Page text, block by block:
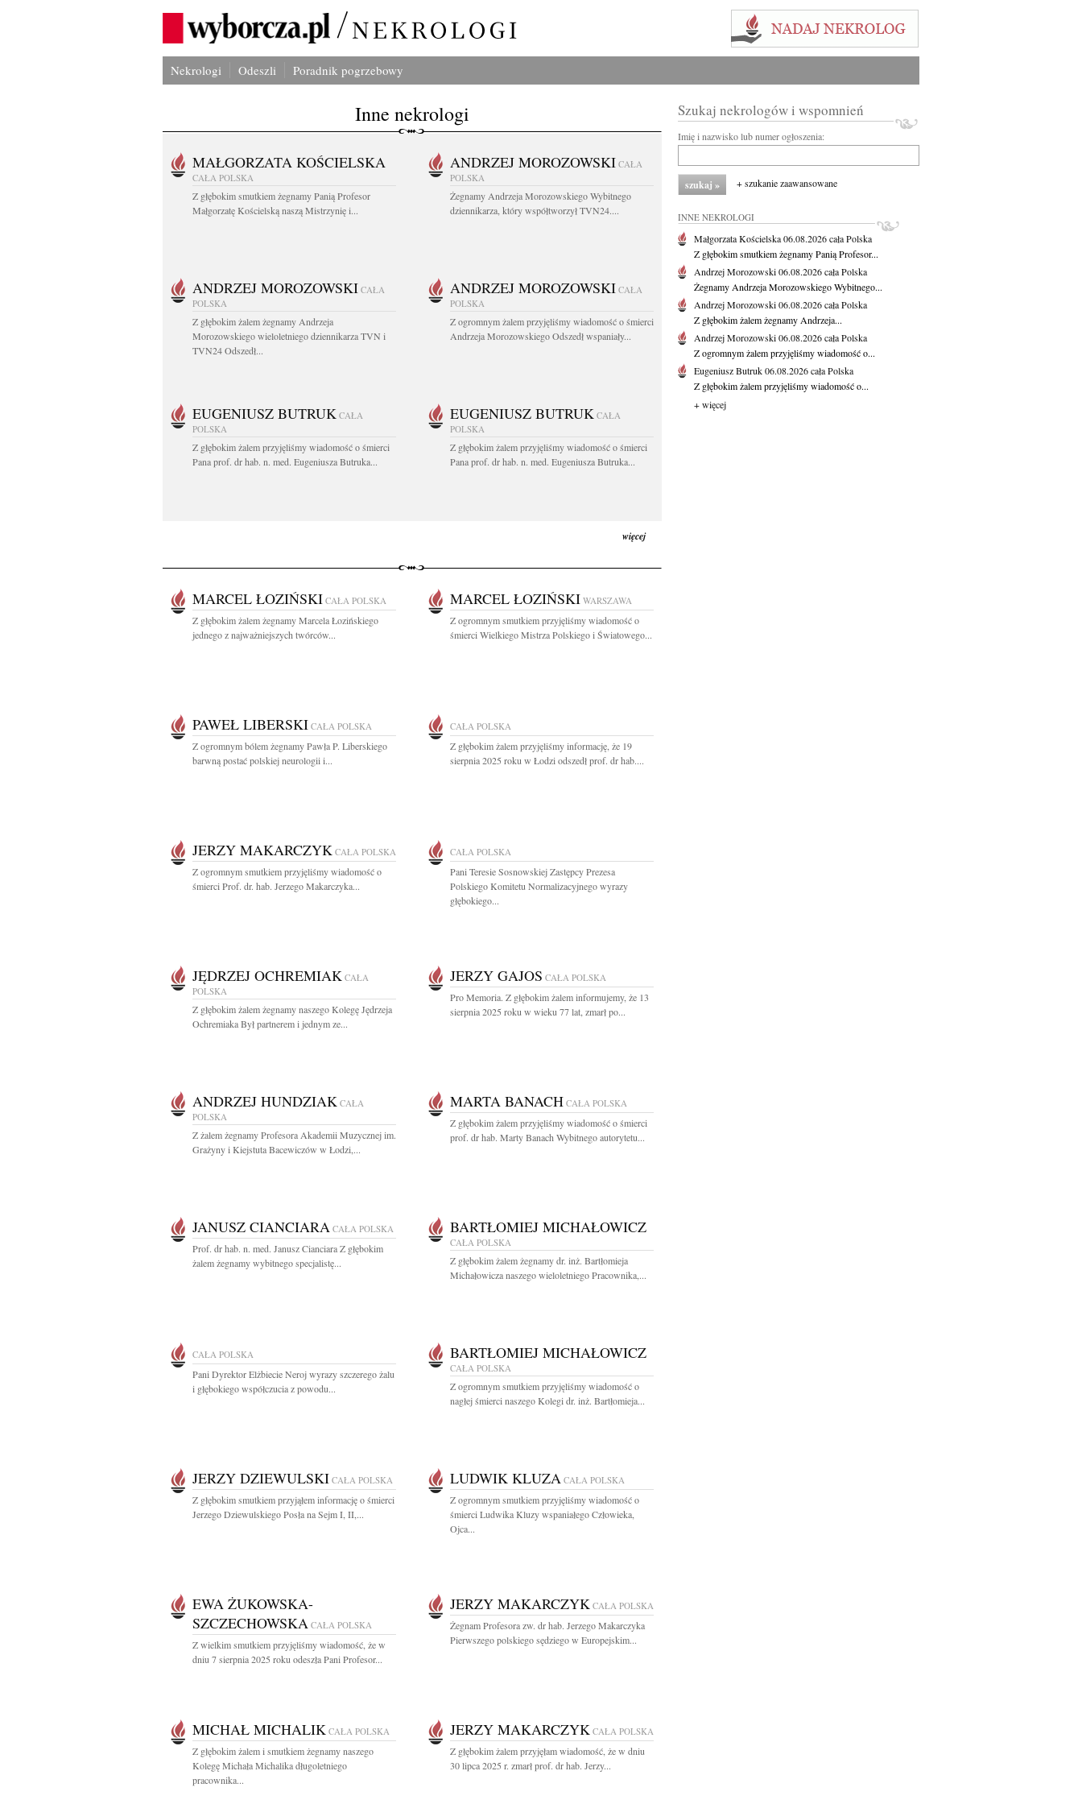
Nekrologi Odeszli Poradnik pogrzebowy
Inne nekrologi
MAŁGORZATA KOŚCIELSKA
CAŁA POLSKA
Z głębokim smutkiem żegnamy Panią Profesor
Małgorzatę Kościelską naszą Mistrzynię i...
ANDRZEJ MOROZOWSKI CAŁA
POLSKA
Żegnamy Andrzeja Morozowskiego Wybitnego
dziennikarza, który współtworzył TVN24....
ANDRZEJ MOROZOWSKI CAŁA
POLSKA
Z głębokim żalem żegnamy Andrzeja
Morozowskiego wieloletniego dziennikarza TVN i
TVN24 Odszedł...
ANDRZEJ MOROZOWSKI CAŁA
POLSKA
Z ogromnym żalem przyjęliśmy wiadomość o śmierci
Andrzeja Morozowskiego Odszedł wspaniały...
EUGENIUSZ BUTRUK CAŁA
POLSKA
Z głębokim żalem przyjęliśmy wiadomość o śmierci
Pana prof. dr hab. n. med. Eugeniusza Butruka...
EUGENIUSZ BUTRUK CAŁA
POLSKA
Z głębokim żalem przyjęliśmy wiadomość o śmierci
Pana prof. dr hab. n. med. Eugeniusza Butruka...
więcej
MARCEL ŁOZIŃSKI CAŁA POLSKA
Z głębokim żalem żegnamy Marcela Łozińskiego
jednego z najważniejszych twórców...
MARCEL ŁOZIŃSKI WARSZAWA
Z ogromnym smutkiem przyjęliśmy wiadomość o
śmierci Wielkiego Mistrza Polskiego i Światowego...
PAWEŁ LIBERSKI CAŁA POLSKA
Z ogromnym bólem żegnamy Pawła P. Liberskiego
barwną postać polskiej neurologii i...
CAŁA POLSKA
Z głębokim żalem przyjęliśmy informację, że 19
sierpnia 2025 roku w Łodzi odszedł prof. dr hab....
JERZY MAKARCZYK CAŁA POLSKA
Z ogromnym smutkiem przyjęliśmy wiadomość o
śmierci Prof. dr. hab. Jerzego Makarczyka...
CAŁA POLSKA
Pani Teresie Sosnowskiej Zastępcy Prezesa
Polskiego Komitetu Normalizacyjnego wyrazy
głębokiego...
JĘDRZEJ OCHREMIAK CAŁA
POLSKA
Z głębokim żalem żegnamy naszego Kolegę Jędrzeja
Ochremiaka Był partnerem i jednym ze...
JERZY GAJOS CAŁA POLSKA
Pro Memoria. Z głębokim żalem informujemy, że 13
sierpnia 2025 roku w wieku 77 lat, zmarł po...
ANDRZEJ HUNDZIAK CAŁA
POLSKA
Z żalem żegnamy Profesora Akademii Muzycznej im.
Grażyny i Kiejstuta Bacewiczów w Łodzi,...
MARTA BANACH CAŁA POLSKA
Z głębokim żalem przyjęliśmy wiadomość o śmierci
prof. dr hab. Marty Banach Wybitnego autorytetu...
JANUSZ CIANCIARA CAŁA POLSKA
Prof. dr hab. n. med. Janusz Cianciara Z głębokim
żalem żegnamy wybitnego specjalistę...
BARTŁOMIEJ MICHAŁOWICZ
CAŁA POLSKA
Z głębokim żalem żegnamy dr. inż. Bartłomieja
Michałowicza naszego wieloletniego Pracownika,...
CAŁA POLSKA
Pani Dyrektor Elżbiecie Neroj wyrazy szczerego żalu
i głębokiego współczucia z powodu...
BARTŁOMIEJ MICHAŁOWICZ
CAŁA POLSKA
Z ogromnym smutkiem przyjęliśmy wiadomość o
nagłej śmierci naszego Kolegi dr. inż. Bartłomieja...
JERZY DZIEWULSKI CAŁA POLSKA
Z głębokim smutkiem przyjąłem informację o śmierci
Jerzego Dziewulskiego Posła na Sejm I, II,...
LUDWIK KLUZA CAŁA POLSKA
Z ogromnym smutkiem przyjęliśmy wiadomość o
śmierci Ludwika Kluzy wspaniałego Człowieka,
Ojca...
EWA ŻUKOWSKA-
SZCZECHOWSKA CAŁA POLSKA
Z wielkim smutkiem przyjęliśmy wiadomość, że w
dniu 7 sierpnia 2025 roku odeszła Pani Profesor...
JERZY MAKARCZYK CAŁA POLSKA
Żegnam Profesora zw. dr hab. Jerzego Makarczyka
Pierwszego polskiego sędziego w Europejskim...
MICHAŁ MICHALIK CAŁA POLSKA
Z głębokim żalem i smutkiem żegnamy naszego
Kolegę Michała Michalika długoletniego
pracownika...
JERZY MAKARCZYK CAŁA POLSKA
Z głębokim żalem przyjęłam wiadomość, że w dniu
30 lipca 2025 r. zmarł prof. dr hab. Jerzy...
Szukaj nekrologów i wspomnień
Imię i nazwisko lub numer ogłoszenia:
+ szukanie zaawansowane
INNE NEKROLOGI
Małgorzata Kościelska06.08.2026cała Polska
Z głębokim smutkiem żegnamy Panią Profesor...
Andrzej Morozowski06.08.2026cała Polska
Żegnamy Andrzeja Morozowskiego Wybitnego...
Andrzej Morozowski06.08.2026cała Polska
Z głębokim żalem żegnamy Andrzeja...
Andrzej Morozowski06.08.2026cała Polska
Z ogromnym żalem przyjęliśmy wiadomość o...
Eugeniusz Butruk06.08.2026cała Polska
Z głębokim żalem przyjęliśmy wiadomość o...
+ więcej